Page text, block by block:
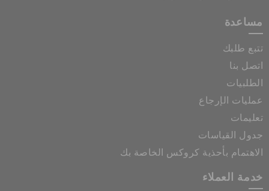
مساعدة
تتبع طلبك
اتصل بنا
الطلبيات
عمليات الإرجاع
تعليمات
جدول القياسات
الاهتمام بأحذية كروكس الخاصة بك
خدمة العملاء